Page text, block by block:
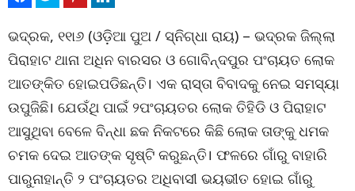
ଭଦ୍ରକ, ୧୧ା୬ (ଓଡ଼ିଆ ପୁଅ / ସ୍ନିଗ୍ଧା ରାୟ) – ଭଦ୍ରକ ଜିଲ୍ଲା
ପିରାହାଟ ଥାନା ଅଧିନ ବାରସର ଓ ଗୋବିନ୍ଦପୁର ପଂଚାୟତ ଲୋକ
ଆତଙ୍କିତ ହୋଇପଡିଛନ୍ତି। ଏକ ରାସ୍ତା ବିବାଦକୁ ନେଇ ସମସ୍ୟା
ଉପୁଜିଛି। ଯେଉଁଥି ପାଇଁ ୨ପଂଚାୟତର ଲୋକ ତିହିଡି ଓ ପିରାହାଟ
ଆସୁଥିବା ବେଳେ ବିନ୍ଧା ଛକ ନିକଟରେ କିଛି ଲୋକ ତାଙ୍କୁ ଧମକ
ଚମକ ଦେଇ ଆତଙ୍କ ସୃଷ୍ଟି କରୁଛନ୍ତି। ଫଳରେ ଗାଁରୁ ବାହାରି
ପାରୁନାହାନ୍ତି ୨ ପଂଚାୟତର ଅଧିବାସୀ ଭୟଭୀତ ହୋଇ ଗାଁରୁ